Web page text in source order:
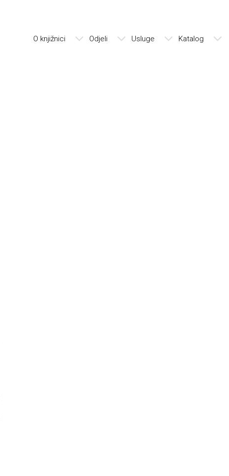
O knjižnici Odjeli Usluge Katalog